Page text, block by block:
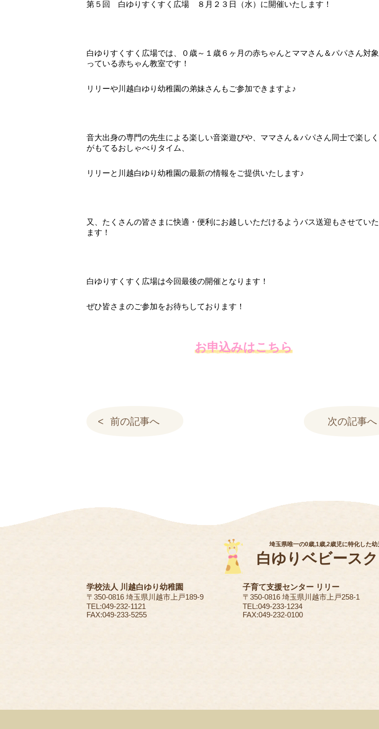
第５回 白ゆりすくすく広場 ８月２３日（水）に開催いたします！
白ゆりすくすく広場では、０歳～１歳６ヶ月の赤ちゃんとママさん＆パパさん対
っている赤ちゃん教室です！
リリーや川越白ゆり幼稚園の弟妹さんもご参加できますよ♪
音大出身の専門の先生による楽しい音楽遊びや、ママさん＆パパさん同士で楽し
がもてるおしゃべりタイム、
リリーと川越白ゆり幼稚園の最新の情報をご提供いたします♪
又、たくさんの皆さまに快適・便利にお越しいただけるようバス送迎もさせてい
ます！
白ゆりすくすく広場は今回最後の開催となります！
ぜひ皆さまのご参加をお待ちしております！
お申込みはこちら
前の記事へ 次の記事へ
埼玉県唯一の0歳,1歳,2歳児に特化した幼
白ゆりベビース
学校法人 川越白ゆり幼稚園
〒350-0816 埼玉県川越市上戸189-9
TEL:049-232-1121
FAX:049-233-5255
子育て支援センター リリー
〒350-0816 埼玉県川越市上戸258-1
TEL:049-233-1234
FAX:049-232-0100